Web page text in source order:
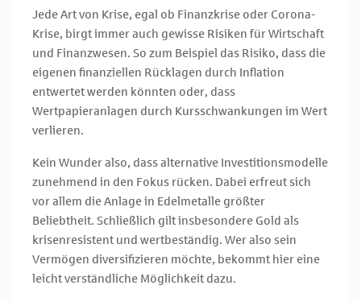
Jede Art von Krise, egal ob Finanzkrise oder Corona-
Krise, birgt immer auch gewisse Risiken für Wirtschaft
und Finanzwesen. So zum Beispiel das Risiko, dass die
eigenen finanziellen Rücklagen durch Inflation
entwertet werden könnten oder, dass
Wertpapieranlagen durch Kursschwankungen im Wert
verlieren.
Kein Wunder also, dass alternative Investitionsmodelle
zunehmend in den Fokus rücken. Dabei erfreut sich
vor allem die Anlage in Edelmetalle größter
Beliebtheit. Schließlich gilt insbesondere Gold als
krisenresistent und wertbeständig. Wer also sein
Vermögen diversifizieren möchte, bekommt hier eine
leicht verständliche Möglichkeit dazu.